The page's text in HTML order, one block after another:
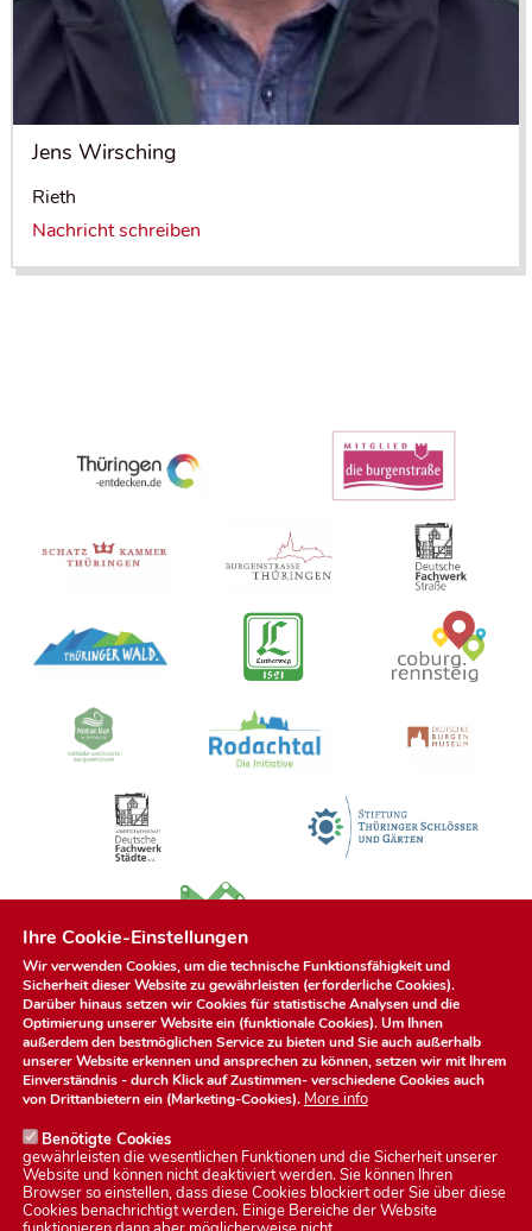
Jens Wirsching
Rieth
Nachricht schreiben
Datenschutzerklärung
Ihre Cookie-Einstellungen
Wir verwenden Cookies, um die technische Funktionsfähigkeit und
Sicherheit dieser Website zu gewährleisten (erforderliche Cookies).
Darüber hinaus setzen wir Cookies für statistische Analysen und die
Optimierung unserer Website ein (funktionale Cookies). Um Ihnen
außerdem den bestmöglichen Service zu bieten und Sie auch außerhalb
unserer Website erkennen und ansprechen zu können, setzen wir mit Ihrem
Einverständnis - durch Klick aufZustimmen- verschiedene Cookies auch
von Drittanbietern ein (Marketing-Cookies). More info
Benötigte Cookies
gewährleisten die wesentlichen Funktionen und die Sicherheit unserer
Website und können nicht deaktiviert werden. Sie können Ihren
Browser so einstellen, dass diese Cookies blockiert oder Sie über diese
Cookies benachrichtigt werden. Einige Bereiche der Website